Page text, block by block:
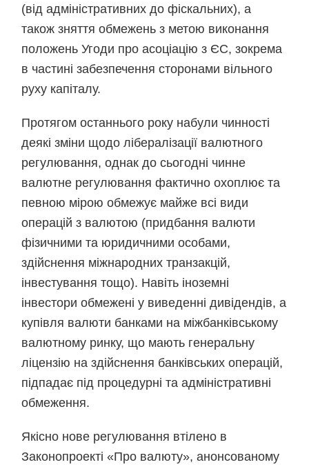
(від адміністративних до фіскальних), а
також зняття обмежень з метою виконання
положень Угоди про асоціацію з ЄС, зокрема
в частині забезпечення сторонами вільного
руху капіталу.
Протягом останнього року набули чинності
деякі зміни щодо лібералізації валютного
регулювання, однак до сьогодні чинне
валютне регулювання фактично охоплює та
певною мірою обмежує майже всі види
операцій з валютою (придбання валюти
фізичними та юридичними особами,
здійснення міжнародних транзакцій,
інвестування тощо). Навіть іноземні
інвестори обмежені у виведенні дивідендів, а
купівля валюти банками на міжбанківському
валютному ринку, що мають генеральну
ліцензію на здійснення банківських операцій,
підпадає під процедурні та адміністративні
обмеження.
Якісно нове регулювання втілено в
Законопроекті «Про валюту», анонсованому